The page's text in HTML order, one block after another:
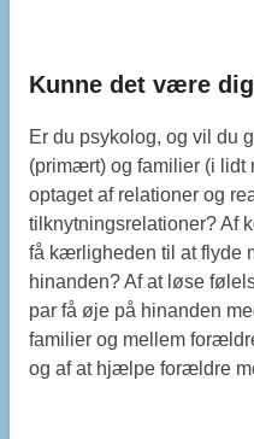
Kunne det være
Er du psykolog, og vil du
(primært) og familier (i lidt
optaget af relationer og
tilknytningsrelationer? Af
få kærligheden til at flyde
hinanden? Af at løse
par få øje på hinanden
familier og mellem
og af at hjælpe forældre